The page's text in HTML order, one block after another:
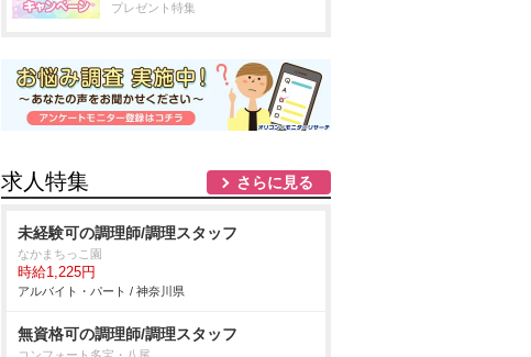
プレゼント特集
求人特集 さらに見る
未経験可の調理師/調理スタッフ
なかまちっこ園
時給1,225円
アルバイト・パート / 神奈川県
無資格可の調理師/調理スタッフ